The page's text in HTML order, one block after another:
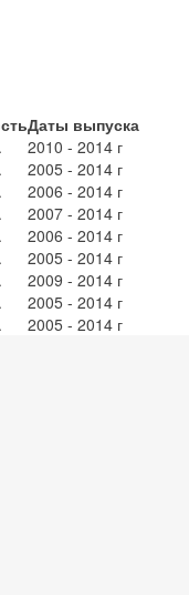
Даты выпуска
2010 - 2014 г
2005 - 2014 г
2006 - 2014 г
2007 - 2014 г
2006 - 2014 г
2005 - 2014 г
2009 - 2014 г
2005 - 2014 г
2005 - 2014 г